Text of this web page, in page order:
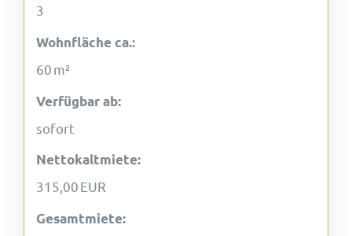
3
Wohnfläche ca.:
60 m²
Verfügbar ab:
sofort
Nettokaltmiete:
315,00 EUR
Gesamtmiete: